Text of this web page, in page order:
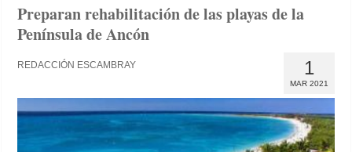
Preparan rehabilitación de las playas de la
Península de Ancón
1
MAR 2021
REDACCIÓN ESCAMBRAY